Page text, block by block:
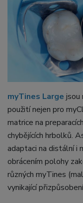
myTines Large jsou
použití nejen pro
matrice na
chybějících hrbolků.
adaptaci na distální i
obrácením polohy
různých myTines
vynikající